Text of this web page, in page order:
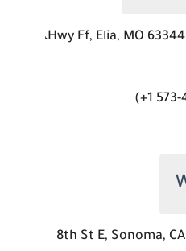
عنوان الشركة (24750 Hwy Ff, Elia, MO 63344،
عنوان الشركة (19800 8th St E, Sonoma, CA